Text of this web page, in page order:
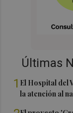
Últimas
1 El Hospital del
la atención al